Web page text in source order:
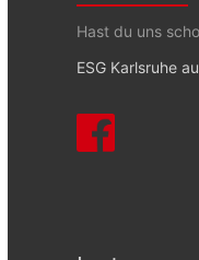
Hast du uns
ESG Karlsruhe